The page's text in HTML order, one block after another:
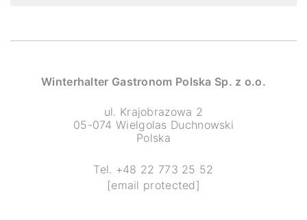
Winterhalter Gastronom Polska Sp. z o.o.
ul. Krajobrazowa 2
05-074 Wielgolas Duchnowski
Polska
Tel. +48 22 773 25 52
[email protected]